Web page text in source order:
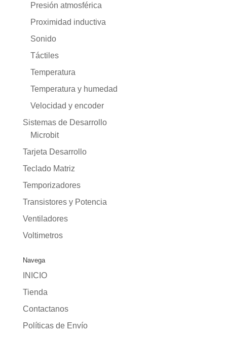
Presión atmosférica
Proximidad inductiva
Sonido
Táctiles
Temperatura
Temperatura y humedad
Velocidad y encoder
Sistemas de Desarrollo
Microbit
Tarjeta Desarrollo
Teclado Matriz
Temporizadores
Transistores y Potencia
Ventiladores
Voltimetros
Navega
INICIO
Tienda
Contactanos
Políticas de Envío